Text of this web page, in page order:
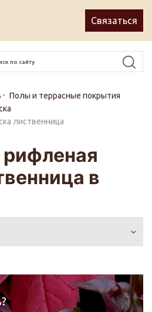
Связаться
Полы и террасные покрытия
лиственница
в